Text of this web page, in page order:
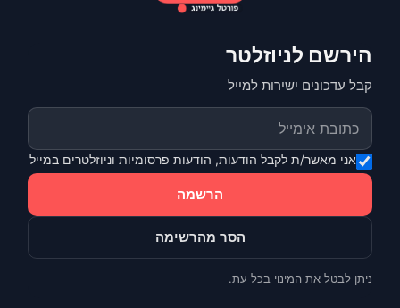
הירשם לניוזלטר
קבל עדכונים ישירות למייל
אני מאשר/ת לקבל הודעות, הודעות פרסומיות וניוזלטרים במייל
הרשמה
הסר מהרשימה
ניתן לבטל את המינוי בכל עת.